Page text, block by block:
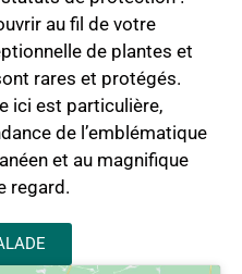
au fil de votre
de plantes et
rares et protégés.
ici est particulière,
de l’emblématique
et au magnifique
regard.